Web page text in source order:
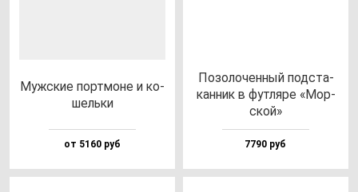
Муж­ские пор­тмо­не и ко­
шель­ки
от 5160 руб
Позо­ло­чен­ный под­ста­
кан­ник в фут­ля­ре «Мор­
ской»
7790 руб